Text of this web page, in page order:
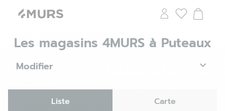
Les magasins 4MURS à Puteaux
Modifier
Liste Carte